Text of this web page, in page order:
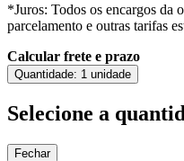
*Juros: Todos os encargos da
parcelamento e outras tarifas
Calcular frete e prazo
Quantidade: 1 unidade
Selecione a
Fechar